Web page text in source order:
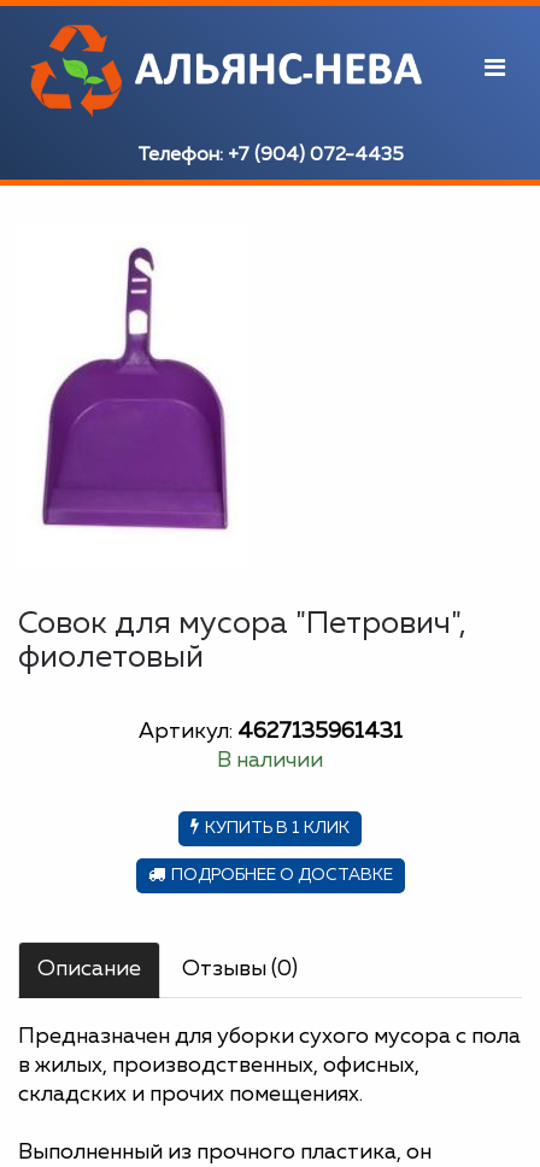
Телефон: +7 (904) 072-4435
Совок для мусора "Петрович",
фиолетовый
Артикул: 4627135961431
В наличии
КУПИТЬ В 1 КЛИК
ПОДРОБНЕЕ О ДОСТАВКЕ
Описание Отзывы (0)
Предназначен для уборки сухого мусора с пола
в жилых, производственных, офисных,
складских и прочих помещениях.
Выполненный из прочного пластика, он